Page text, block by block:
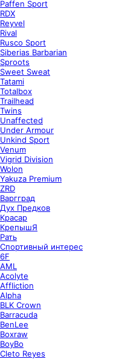
Paffen Sport
RDX
Reyvel
Rival
Rusco Sport
Siberias Barbarian
Sproots
Sweet Sweat
Tatami
Totalbox
Trailhead
Twins
Unaffected
Under Armour
Unkind Sport
Venum
Vigrid Division
Wolon
Yakuza Premium
ZRD
Варгград
Дух Предков
Красар
КрепышЯ
Рать
Спортивный интерес
6F
AML
Acolyte
Affliction
Alpha
BLK Crown
Barracuda
BenLee
Boxraw
BoyBo
Cleto Reyes